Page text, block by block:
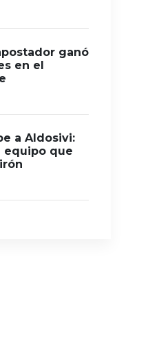
ganó
en el
a Aldosivi:
equipo que